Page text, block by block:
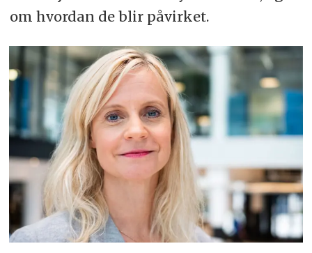
om hvordan de blir påvirket.